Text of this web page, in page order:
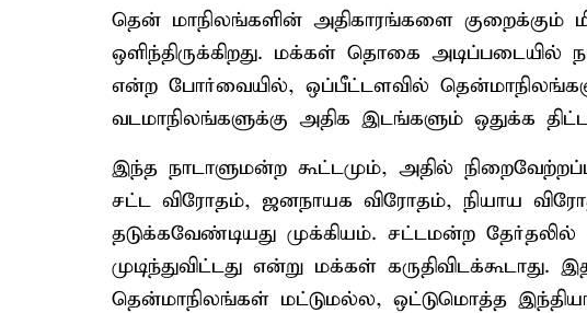
தென் மாநிலங்களின் அதிகாரங்களை குறைக்கும்
ஒளிந்திருக்கிறது. மக்கள் தொகை அடிப்படையில்
என்ற போர்வையில், ஒப்பீட்டளவில்
வடமாநிலங்களுக்கு அதிக இடங்களும் ஒதுக்க
இந்த நாடாளுமன்ற கூட்டமும், அதில்
சட்ட விரோதம், ஜனநாயக விரோதம், நியாய
தடுக்கவேண்டியது முக்கியம். சட்டமன்ற
முடிந்துவிட்டது என்று மக்கள் கருதிவிடக்கூடாது.
தென்மாநிலங்கள் மட்டுமல்ல, ஒட்டுமொத்த